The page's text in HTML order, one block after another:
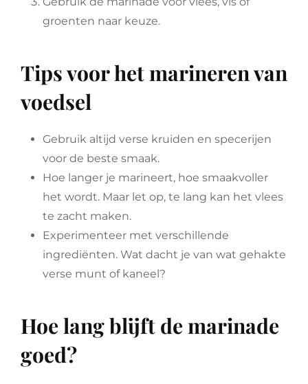
groenten naar keuze.
Tips voor het marineren van
voedsel
Gebruik altijd verse kruiden en specerijen
voor de beste smaak.
Hoe langer je marineert, hoe smaakvoller
het wordt. Maar let op, te lang kan het vlees
te zacht maken.
Experimenteer met verschillende
ingrediënten. Wat dacht je van wat gehakte
verse munt of kaneel?
Hoe lang blijft de marinade
goed?